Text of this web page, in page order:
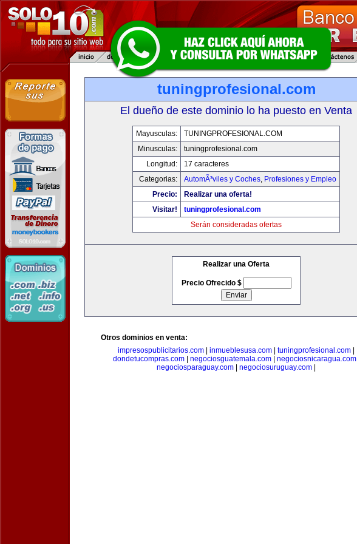
tuningprofesional.com
El dueño de este dominio lo ha puesto en Venta
Mayusculas:
TUNINGPROFESIONAL.COM
Minusculas:
tuningprofesional.com
Longitud:
17 caracteres
Categorias:
AutomÃ³viles y Coches, Profesiones y Empleo
Precio:
Realizar una oferta!
Visitar!
tuningprofesional.com
Serán consideradas ofertas
Realizar una Oferta
Precio Ofrecido $
Otros dominios en venta:
impresospublicitarios.com
inmueblesusa.com tuningprofesional.com
dondetucompras.com| negociosguatemala.com| negociosnicaragua.com|
negociosparaguay.com
negociosuruguay.com